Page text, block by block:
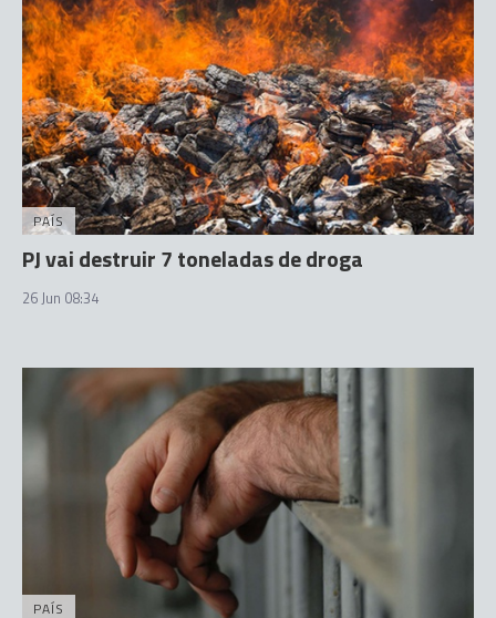
PAÍS
PJ vai destruir 7 toneladas de droga
26 Jun 08:34
PAÍS